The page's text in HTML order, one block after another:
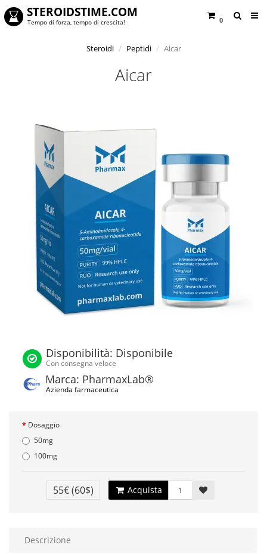
0
STEROIDSTIME.COM
Tempo di forza, tempo di crescita!
Steroidi Peptidi Aicar
Aicar
Disponibilità: Disponibile
Con consegna veloce
Marca: PharmaxLab®
Azienda farmaceutica
Dosaggio
50mg
100mg
55€(60$) Acquista
Descrizione